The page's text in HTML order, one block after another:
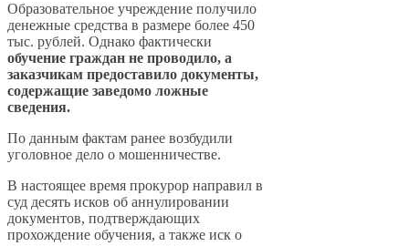
Образовательное учреждение получило
денежные средства в размере более 450
тыс. рублей. Однако фактически
обучение граждан не проводило, а
заказчикам предоставило документы,
содержащие заведомо ложные
сведения.
По данным фактам ранее возбудили
уголовное дело о мошенничестве.
В настоящее время прокурор направил в
суд десять исков об аннулировании
документов, подтверждающих
прохождение обучения, а также иск о